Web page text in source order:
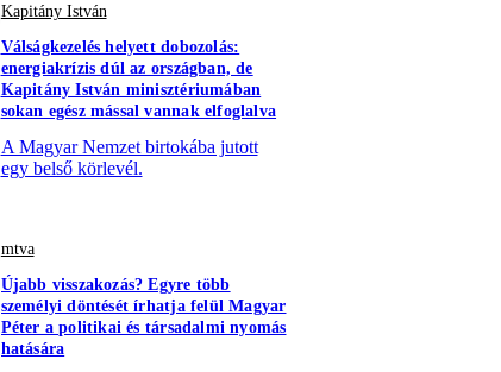
Kapitány István
Válságkezelés helyett dobozolás:
energiakrízis dúl az országban, de
Kapitány István minisztériumában
sokan egész mással vannak elfoglalva
A Magyar Nemzet birtokába jutott
egy belső körlevél.
mtva
Újabb visszakozás? Egyre több
személyi döntését írhatja felül Magyar
Péter a politikai és társadalmi nyomás
hatására